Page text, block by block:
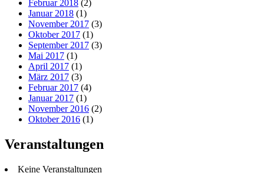
Februar 2018 (2)
Januar 2018 (1)
November 2017 (3)
Oktober 2017 (1)
September 2017 (3)
Mai 2017 (1)
April 2017 (1)
März 2017 (3)
Februar 2017 (4)
Januar 2017 (1)
November 2016 (2)
Oktober 2016 (1)
Veranstaltungen
Keine Veranstaltungen